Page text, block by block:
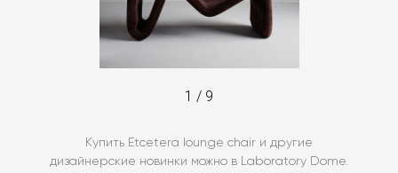
1 / 9
Купить Etcetera lounge chair и другие
дизайнерские новинки можно в Laboratory Dome.